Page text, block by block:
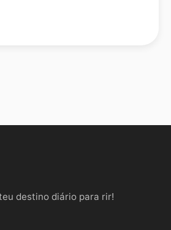
destino diário para rir!